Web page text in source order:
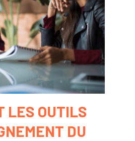
LES OUTILS
DU